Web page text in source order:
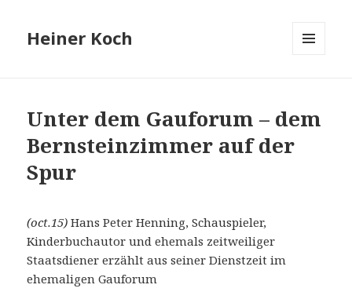
Heiner Koch
Unter dem Gauforum – dem
Bernsteinzimmer auf der
Spur
(oct.15) Hans Peter Henning, Schauspieler,
Kinderbuchautor und ehemals zeitweiliger
Staatsdiener erzählt aus seiner Dienstzeit im
ehemaligen Gauforum